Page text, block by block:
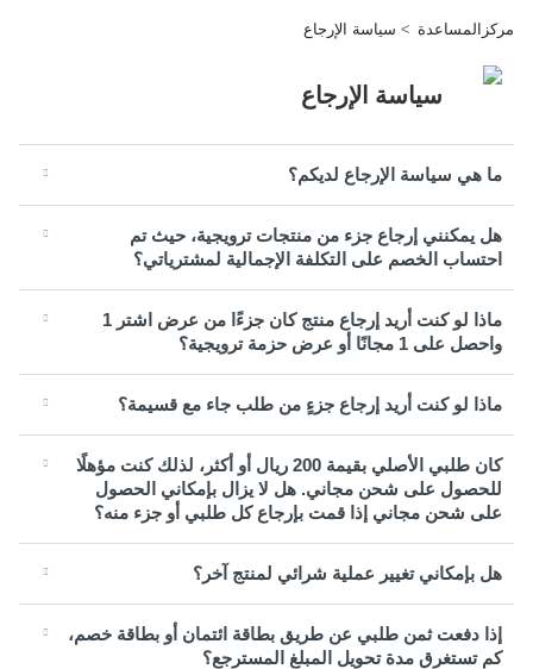
مركزالمساعدة سياسة الإرجاع
سياسة الإرجاع
ما هي سياسة الإرجاع لديكم؟
هل يمكنني إرجاع جزء من منتجات ترويجية، حيث تم
احتساب الخصم على التكلفة الإجمالية لمشترياتي؟
ماذا لو كنت أريد إرجاع منتج كان جزءًا من عرض اشتر 1
واحصل على 1 مجانًا أو عرض حزمة ترويجية؟
ماذا لو كنت أريد إرجاع جزءٍ من طلب جاء مع قسيمة؟
كان طلبي الأصلي بقيمة 200 ريال أو أكثر، لذلك كنت مؤهلًا
للحصول على شحن مجاني. هل لا يزال بإمكاني الحصول
على شحن مجاني إذا قمت بإرجاع كل طلبي أو جزء منه؟
هل بإمكاني تغيير عملية شرائي لمنتج آخر؟
إذا دفعت ثمن طلبي عن طريق بطاقة ائتمان أو بطاقة خصم،
كم تستغرق مدة تحويل المبلغ المسترجع؟